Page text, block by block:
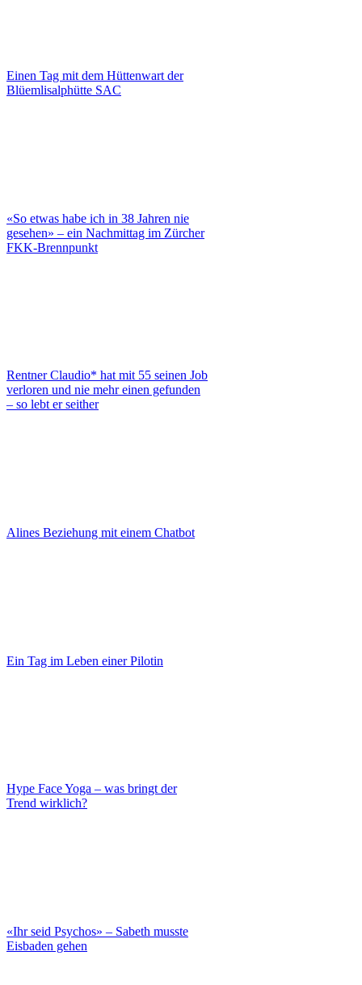
Einen Tag mit dem Hüttenwart der
Blüemlisalphütte SAC
«So etwas habe ich in 38 Jahren nie
gesehen» – ein Nachmittag im Zürcher
FKK-Brennpunkt
Rentner Claudio* hat mit 55 seinen Job
verloren und nie mehr einen gefunden
– so lebt er seither
Alines Beziehung mit einem Chatbot
Ein Tag im Leben einer Pilotin
Hype Face Yoga – was bringt der
Trend wirklich?
«Ihr seid Psychos» – Sabeth musste
Eisbaden gehen